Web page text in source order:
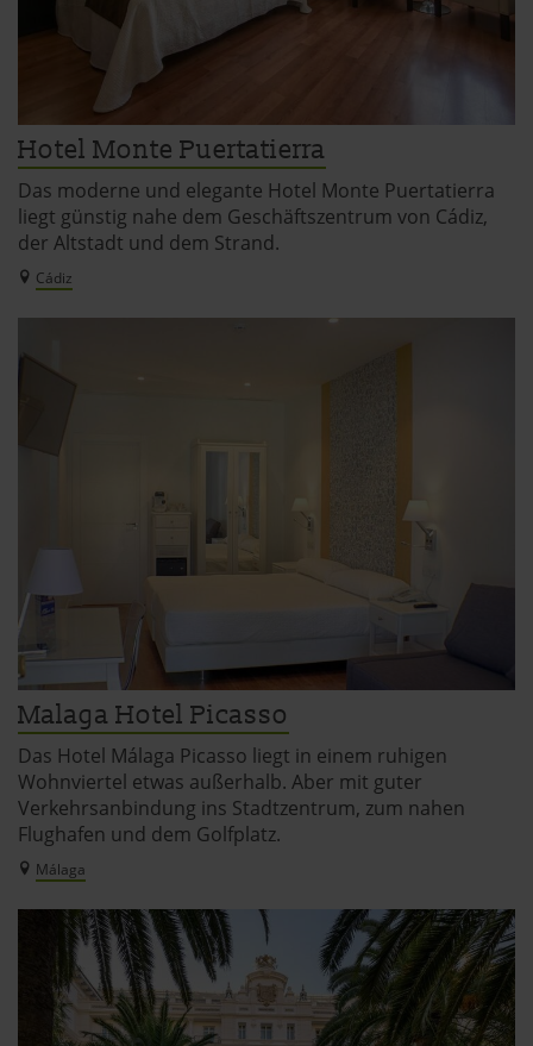
Hotel Monte Puertatierra
Das moderne und elegante Hotel Monte Puertatierra
liegt günstig nahe dem Geschäftszentrum von Cádiz,
der Altstadt und dem Strand.
Cádiz
Malaga Hotel Picasso
Das Hotel Málaga Picasso liegt in einem ruhigen
Wohnviertel etwas außerhalb. Aber mit guter
Verkehrsanbindung ins Stadtzentrum, zum nahen
Flughafen und dem Golfplatz.
Málaga